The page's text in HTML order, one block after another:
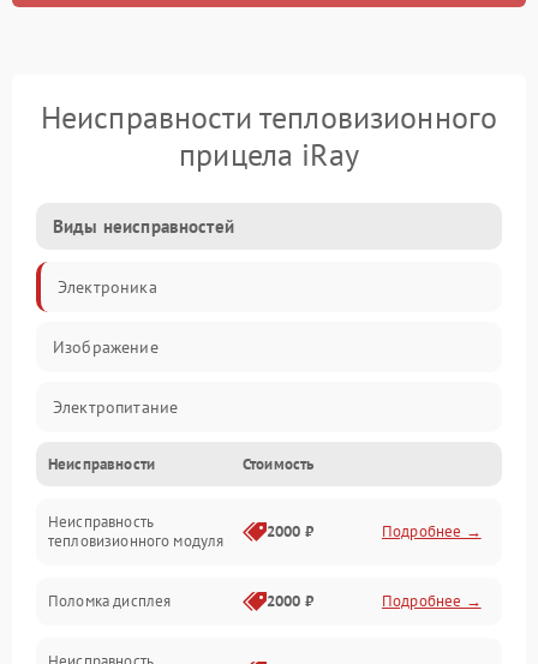
Неисправности тепловизионного
прицела iRay
Виды неисправностей
Электроника
Изображение
Электропитание
Измерения
Матрица
Неисправности Стоимость
Неисправность
тепловизионного модуля
2000 ₽ Подробнее →
Поломка дисплея 2000 ₽ Подробнее →